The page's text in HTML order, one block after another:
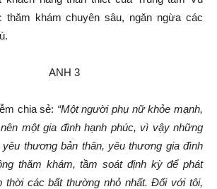
thăm khám chuyên sâu, ngăn ngừa các
chia sẻ: “Một người phụ nữ khỏe mạnh,
một gia đình hạnh phúc, vì vậy những
thương bản thân, yêu thương gia đình
thăm khám, tầm soát định kỳ để phát
thời các bất thường nhỏ nhất. Đối với tôi,